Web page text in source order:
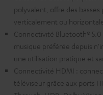
polyvalent, offre des
verticalement ou
Connectivité Bluetooth® 5.0
musique préférée depuis
une utilisation pratique et
Connectivité HDMI :
téléviseur grâce aux ports